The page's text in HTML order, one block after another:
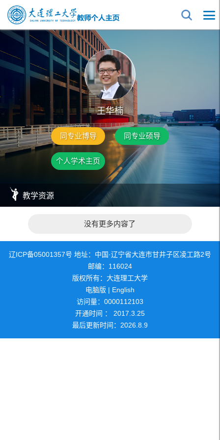
王华楠
同专业博导 同专业硕导
个人学术主页
教学资源
没有更多内容了
辽ICP备05001357号 地址：中国·辽宁省大连市甘井子区凌工路2号
邮编：116024
版权所有：大连理工大学
电脑版 | English
访问量： 0000112103
开通时间 ： 2017 3 25
最后更新时间： 2026 8 9